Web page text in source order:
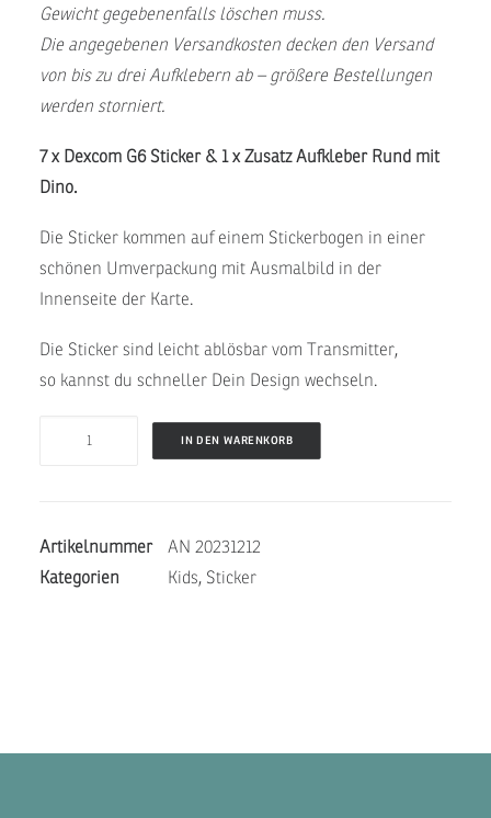
Gewicht gegebenenfalls löschen muss.
Die angegebenen Versandkosten decken den Versand
von bis zu drei Aufklebern ab – größere Bestellungen
werden storniert.
7 x Dexcom G6 Sticker & 1 x Zusatz Aufkleber Rund mit
Dino.
Die Sticker kommen auf einem Stickerbogen in einer
schönen Umverpackung mit Ausmalbild in der
Innenseite der Karte.
Die Sticker sind leicht ablösbar vom Transmitter,
so kannst du schneller Dein Design wechseln.
Menge
IN DEN WARENKORB
Artikelnummer
AN 20231212
Kategorien
Kids, Sticker